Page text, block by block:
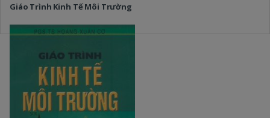
Giáo Trình Kinh Tế Môi Trường